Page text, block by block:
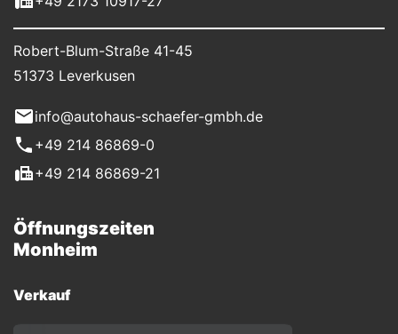
Robert-Blum-Straße 41-45
51373 Leverkusen
info@autohaus-schaefer-gmbh.de
+49 214 86869-0
+49 214 86869-21
Öffnungszeiten
Monheim
Verkauf